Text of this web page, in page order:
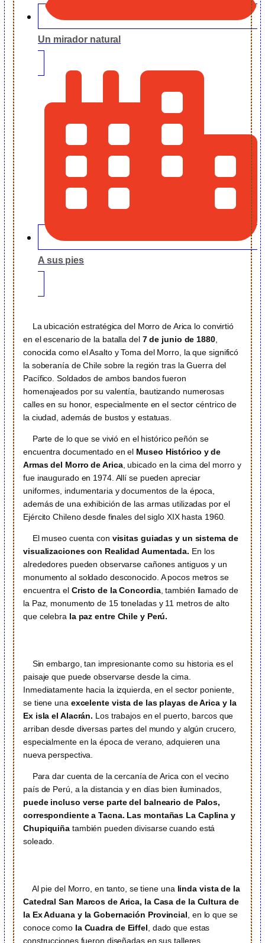
Un mirador natural
A sus pies
La ubicación estratégica del Morro de Arica lo convirtió
en el escenario de la batalla del 7 de junio de 1880,
conocida como el Asalto y Toma del Morro, la que significó
la soberanía de Chile sobre la región tras la Guerra del
Pacífico. Soldados de ambos bandos fueron
homenajeados por su valentía, bautizando numerosas
calles en su honor, especialmente en el sector céntrico de
la ciudad, además de bustos y estatuas.
Parte de lo que se vivió en el histórico peñón se
encuentra documentado en el Museo Histórico y de
Armas del Morro de Arica, ubicado en la cima del morro y
fue inaugurado en 1974. Allí se pueden apreciar
uniformes, indumentaria y documentos de la época,
además de una exhibición de las armas utilizadas por el
Ejército Chileno desde finales del siglo XIX hasta 1960.
El museo cuenta con visitas guiadas y un sistema de
visualizaciones con Realidad Aumentada. En los
alrededores pueden observarse cañones antiguos y un
monumento al soldado desconocido. A pocos metros se
encuentra el Cristo de la Concordia, también llamado de
la Paz, monumento de 15 toneladas y 11 metros de alto
que celebra la paz entre Chile y Perú.
Sin embargo, tan impresionante como su historia es el
paisaje que puede observarse desde la cima.
Inmediatamente hacia la izquierda, en el sector poniente,
se tiene una excelente vista de las playas de Arica y la
Ex isla el Alacrán. Los trabajos en el puerto, barcos que
arriban desde diversas partes del mundo y algún crucero,
especialmente en la época de verano, adquieren una
nueva perspectiva.
Para dar cuenta de la cercanía de Arica con el vecino
país de Perú, a la distancia y en días bien iluminados,
puede incluso verse parte del balneario de Palos,
correspondiente a Tacna. Las montañas La Caplina y
Chupiquiña también pueden divisarse cuando está
soleado.
Al pie del Morro, en tanto, se tiene una linda vista de la
Catedral San Marcos de Arica, la Casa de la Cultura de
la Ex Aduana y la Gobernación Provincial , en lo que se
conoce como la Cuadra de Eiffel , dado que estas
construcciones fueron diseñadas en sus talleres.